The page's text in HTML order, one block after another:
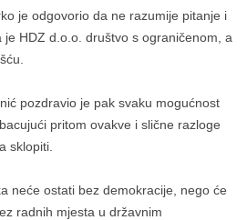
je odgovorio da ne razumije pitanje i
HDZ d.o.o. društvo s ograničenom, a
pozdravio je pak svaku mogućnost
pritom ovakve i slične razloge
sklopiti.
neće ostati bez demokracije, nego će
radnih mjesta u državnim